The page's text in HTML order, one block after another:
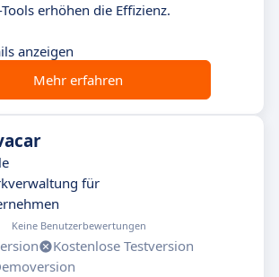
erhöhen die Effizienz.
anzeigen
Mehr erfahren
für
Keine Benutzerbewertungen
Kostenlose Testversion